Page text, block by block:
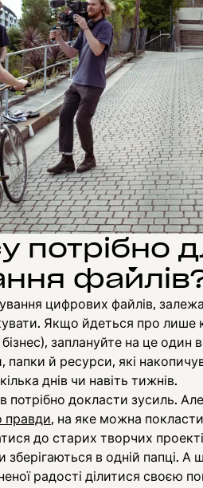
потрібно
цифрових файлів,
Якщо йдеться про лише
заплануйте на це один
папки й ресурси, які
днів чи навіть тижнів.
потрібно докласти зусиль.
правди, на яке можна
до старих творчих
зберігаються в одній папці.
радості ділитися своєю